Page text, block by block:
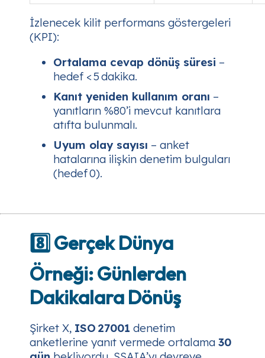
İzlenecek kilit performans göstergeleri
(KPI):
Ortalama cevap dönüş süresi –
hedef < 5 dakika.
Kanıt yeniden kullanım oranı –
yanıtların %80’i mevcut kanıtlara
atıfta bulunmalı.
Uyum olay sayısı – anket
hatalarına ilişkin denetim bulguları
(hedef 0).
8️⃣ Gerçek Dünya
Örneği: Günlerden
Dakikalara Dönüş
Şirket X, ISO 27001 denetim
anketlerine yanıt vermede ortalama 30